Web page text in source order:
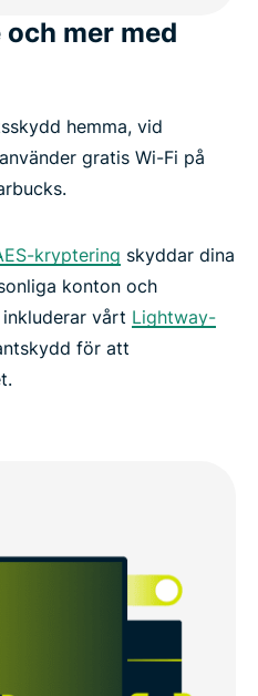
mer med
hemma, vid
gratis Wi-Fi på
kryptering skyddar dina
konton och
vårt Lightway-
för att